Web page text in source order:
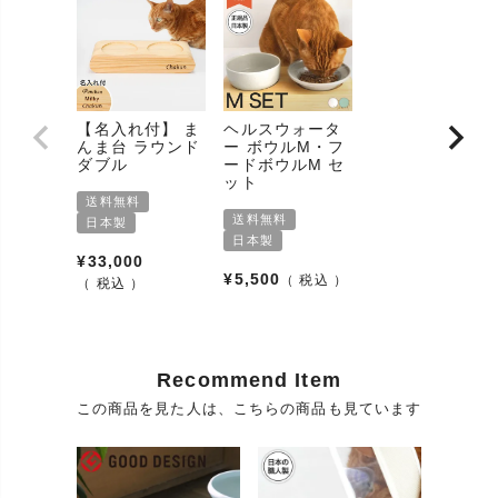
【名入れ付】 ま
んま台 ラウンド
ダブル
送料無料
日本製
¥33,000
税込
ヘルスウォータ
ー ボウルM・フ
ードボウルM セ
ット
送料無料
日本製
¥5,500 税込
Recommend Item
この商品を見た人は、こちらの商品も見ています